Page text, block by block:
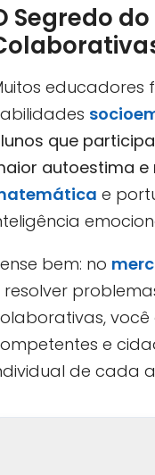
Segredo
educadores
que
autoestima e
e
bem: no
resolver
e
de cada